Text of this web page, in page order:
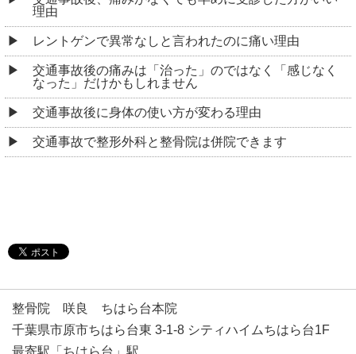
理由
レントゲンで異常なしと言われたのに痛い理由
交通事故後の痛みは「治った」のではなく「感じなく
なった」だけかもしれません
交通事故後に身体の使い方が変わる理由
交通事故で整形外科と整骨院は併院できます
整骨院 咲良 ちはら台本院
千葉県市原市ちはら台東 3-1-8 シティハイムちはら台1F